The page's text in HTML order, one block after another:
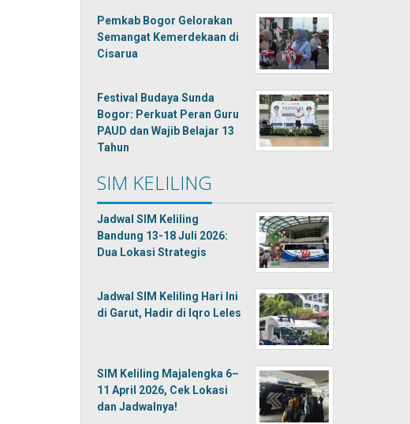
Pemkab Bogor Gelorakan
Semangat Kemerdekaan di
Cisarua
Festival Budaya Sunda
Bogor: Perkuat Peran Guru
PAUD dan Wajib Belajar 13
Tahun
SIM KELILING
Jadwal SIM Keliling
Bandung 13-18 Juli 2026:
Dua Lokasi Strategis
Jadwal SIM Keliling Hari Ini
di Garut, Hadir di Iqro Leles
SIM Keliling Majalengka 6–
11 April 2026, Cek Lokasi
dan Jadwalnya!